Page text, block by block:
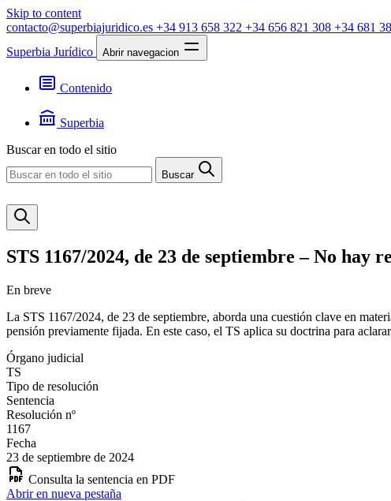
Skip to content
contacto@superbiajuridico.es +34 913 658 322 +34 656 821 308 +34 681
Superbia Jurídico
Abrir navegacion
Contenido
Jurisprudencia
Noticias
Superbia
Contacto
Buscar en todo el sitio
Buscar
STS 1167/2024, de 23 de septiembre – No hay
En breve
La STS 1167/2024, de 23 de septiembre, aborda una cuestión clave en
pensión previamente fijada. En este caso, el TS aplica su doctrina para
Órgano judicial
TS
Tipo de resolución
Sentencia
Resolución nº
1167
Fecha
23 de septiembre de 2024
Consulta la sentencia en PDF
Abrir en nueva pestaña